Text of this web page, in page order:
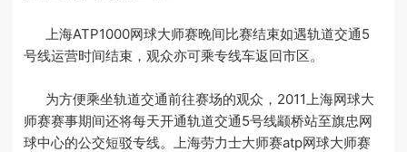
上海ATP1000网球大师赛晚间比赛结束如遇轨道交通5
号线运营时间结束，观众亦可乘专线车返回市区。
为方便乘坐轨道交通前往赛场的观众，2011上海网球大
师赛赛事期间还将每天开通轨道交通5号线颛桥站至旗忠网
球中心的公交短驳专线。上海劳力士大师赛atp网球大师赛